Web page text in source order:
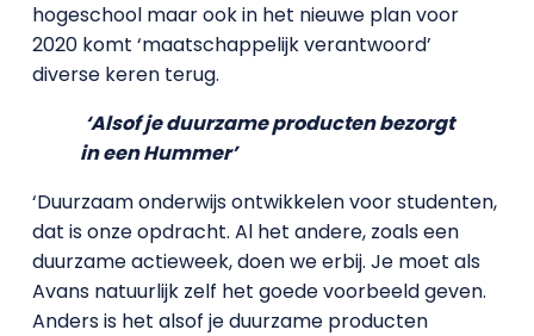
hogeschool maar ook in het nieuwe plan voor
2020 komt ‘maatschappelijk verantwoord’
diverse keren terug.
‘Alsof je duurzame producten bezorgt
in een Hummer’
‘Duurzaam onderwijs ontwikkelen voor studenten,
dat is onze opdracht. Al het andere, zoals een
duurzame actieweek, doen we erbij. Je moet als
Avans natuurlijk zelf het goede voorbeeld geven.
Anders is het alsof je duurzame producten